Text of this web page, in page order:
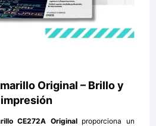
Original – Brillo y
CE272A Originalproporciona un